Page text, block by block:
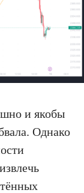
и якобы
Однако